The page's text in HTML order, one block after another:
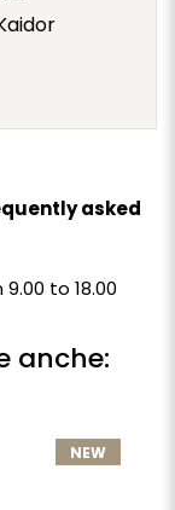
asked
to 18.00
anche:
NEW